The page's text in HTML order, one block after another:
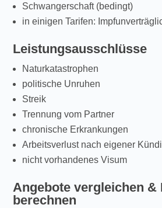
Schwangerschaft (bedingt)
in einigen Tarifen:
Leistungsausschlüsse
Naturkatastrophen
politische Unruhen
Streik
Trennung vom Partner
chronische Erkrankungen
Arbeitsverlust nach eigener
nicht vorhandenes Visum
Angebote vergleichen &
berechnen